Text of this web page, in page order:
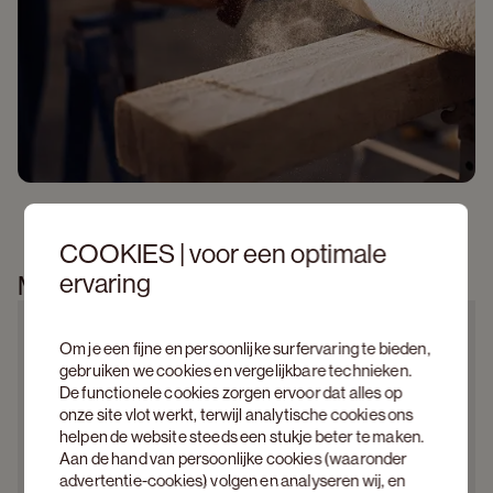
COOKIES | voor een optimale
ervaring
Om je een fijne en persoonlijke surfervaring te bieden,
gebruiken we cookies en vergelijkbare technieken.
De functionele cookies zorgen ervoor dat alles op
onze site vlot werkt, terwijl analytische cookies ons
helpen de website steeds een stukje beter te maken.
Aan de hand van persoonlijke cookies (waaronder
advertentie-cookies) volgen en analyseren wij, en
Meer informatie